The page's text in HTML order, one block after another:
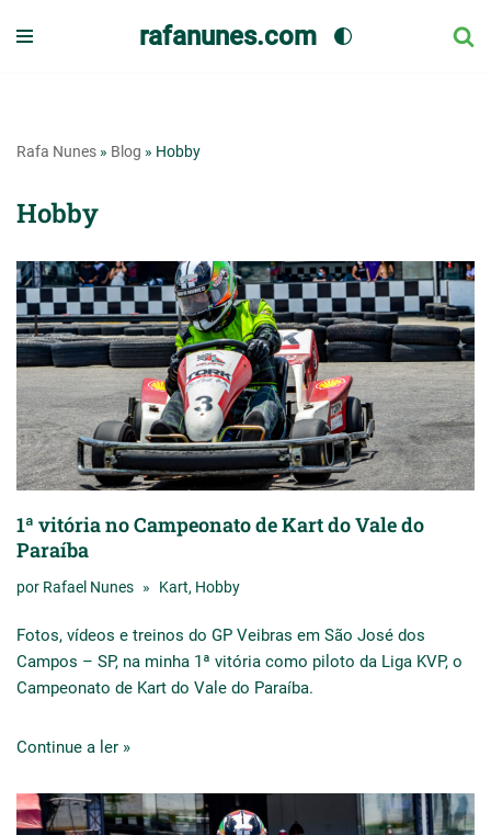
rafanunes.com
Rafa Nunes » Blog » Hobby
Hobby
1ª vitória no Campeonato de Kart do Vale do
Paraíba
por Rafael Nunes Kart, Hobby
Fotos, vídeos e treinos do GP Veibras em São José dos
Campos – SP, na minha 1ª vitória como piloto da Liga KVP, o
Campeonato de Kart do Vale do Paraíba.
Continue a ler »